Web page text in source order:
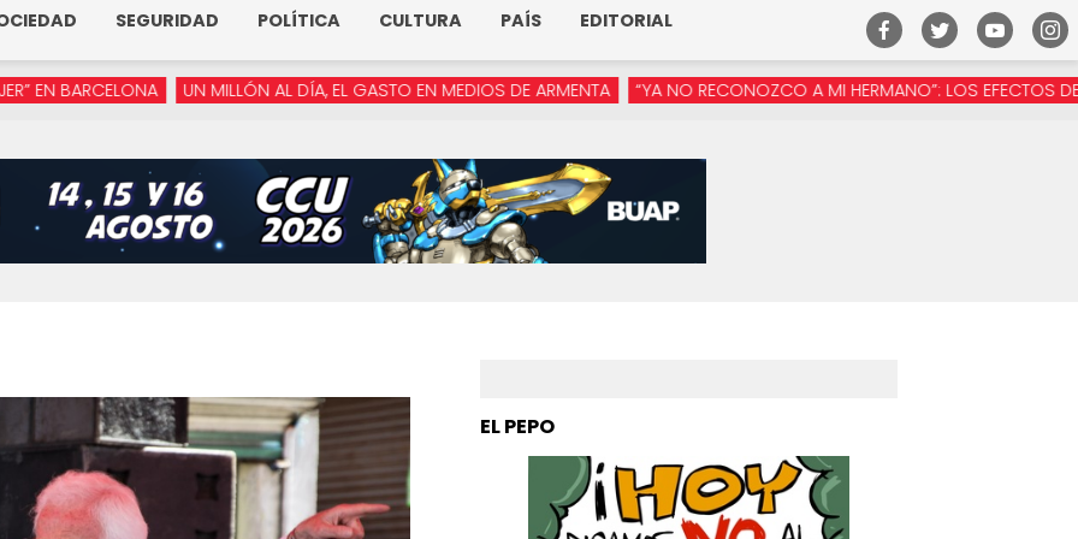
SEGURIDAD POLÍTICA CULTURA PAÍS
EDITORIAL
UN MILLÓN AL DÍA, EL GASTO EN MEDIOS DE ARMENTA “YA NO RECONOZCO A MI HERMANO”: LOS EFECTOS DE LA
EL PEPO